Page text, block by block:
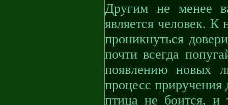
Другим не менее
является человек.
проникнуться
почти всегда
появлению новых
процесс приручения
птица не боится, и